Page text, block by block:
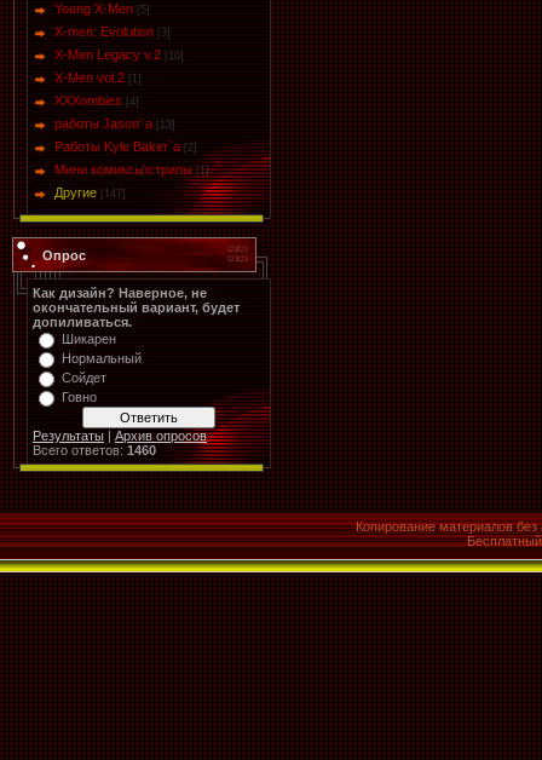
Young X-Men [5]
X-men: Evolution [3]
X-Men Legacy v.2 [10]
X-Men vol.2 [1]
XXXombies [4]
работы Jason' a [13]
Работы Kyle Baker`a [2]
Мини комиксы\стрипы [1]
Другие [147]
Опрос
Как дизайн? Наверное, не
окончательный вариант, будет
допиливаться.
Шикарен
Нормальный
Сойдет
Говно
Результаты | Архив опросов
Всего ответов: 1460
Копирование материалов